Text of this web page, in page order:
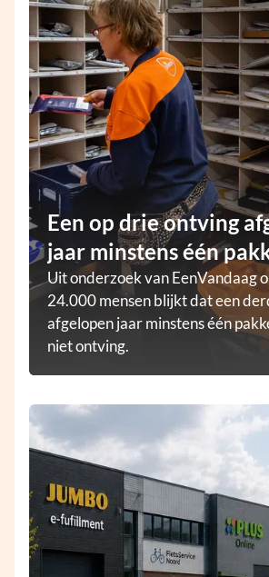
Een op drie ontving
jaar minstens één
Uit onderzoek van EenVandaag
24.000 mensen blijkt dat een
afgelopen jaar minstens één
niet ontving.